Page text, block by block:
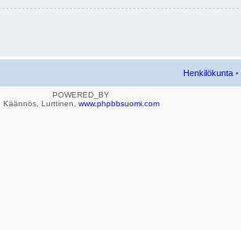
Henkilökunta •
POWERED_BY
Käännös, Lurttinen, www.phpbbsuomi.com